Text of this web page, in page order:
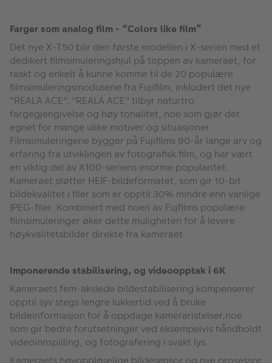
Farger som analog film - “Colors like film”
Det nye X-T50 blir den første modellen i X-serien med et
dedikert filmsimuleringshjul på toppen av kameraet, for
raskt og enkelt å kunne komme til de 20 populære
filmsimuleringsmodusene fra Fujifilm, inkludert det nye
"REALA ACE". "REALA ACE" tilbyr naturtro
fargegjengivelse og høy tonalitet, noe som gjør det
egnet for mange ulike motiver og situasjoner.
Filmsimuleringene bygger på Fujifilms 90-år lange arv og
erfaring fra utviklingen av fotografisk film, og har vært
en viktig del av X100-seriens enorme popularitet.
Kameraet støtter HEIF-bildeformatet, som gir 10-bit
bildekvalitet i filer som er opptil 30% mindre enn vanlige
JPEG-filer. Kombinert med noen av Fujfilms populære
filmsimuleringer øker dette muligheten for å levere
høykvalitetsbilder direkte fra kameraet.
Imponerende stabilisering, og videoopptak i 6K
Kameraets fem-akslede bildestabilisering kompenserer
opptil syv stegs lengre lukkertid ved å bruke
bildeinformasjon for å oppdage kameraristelser,noe
som gir bedre forutsetninger ved eksempelvis håndholdt
videoinnspilling, og fotografering i svakt lys.
Kameraets høyoppløselige bildesensor og nye prosessor